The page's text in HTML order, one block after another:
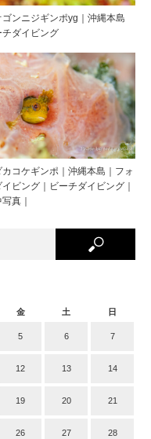
ゴンニジギンポyg｜沖縄本島
チダイビング
カコケギンポ｜沖縄本島｜フォ
イビング｜ビーチダイビング｜
真｜
金 土 日
5 6 7
12 13 14
19 20 21
26 27 28